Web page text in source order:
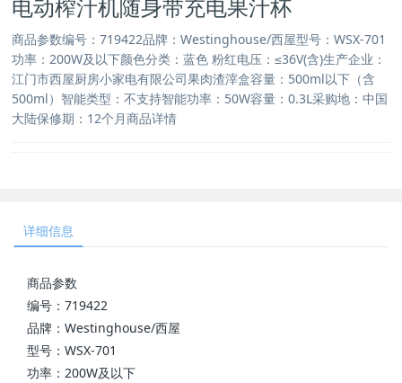
电动榨汁机随身带充电果汁杯
商品参数编号：719422品牌：Westinghouse/西屋型号：WSX-701
功率：200W及以下颜色分类：蓝色 粉红电压：≤36V(含)生产企业：
江门市西屋厨房小家电有限公司果肉渣滓盒容量：500ml以下（含
500ml）智能类型：不支持智能功率：50W容量：0.3L采购地：中国
大陆保修期：12个月商品详情
详细信息
商品参数
编号：719422
品牌：Westinghouse/西屋
型号：WSX-701
功率：200W及以下